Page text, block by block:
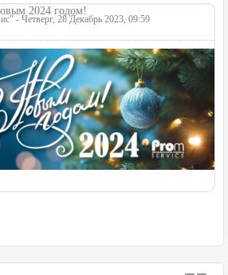
2024 годом!
- Четверг, 28 Декабрь 2023, 09:59